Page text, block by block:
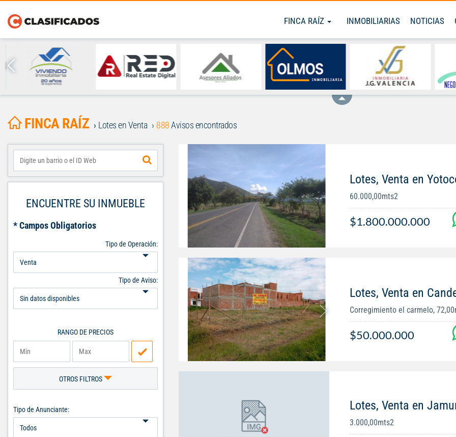
FINCA RAÍZ INMOBILIARIAS NOTICIAS
FINCA RAÍZ Lotes en Venta 888Avisos encontrados
Lotes, Venta en
60.000,00mts2
$1.800.000.000
Lotes, Venta en
Corregimiento el carmelo,
$50.000.000
Lotes, Venta en
3.000,00mts2
ENCUENTRE SU INMUEBLE
* Campos Obligatorios
Tipo de Operación:
Tipo de Aviso:
RANGO DE PRECIOS
OTROS FILTROS
Tipo de Anunciante: